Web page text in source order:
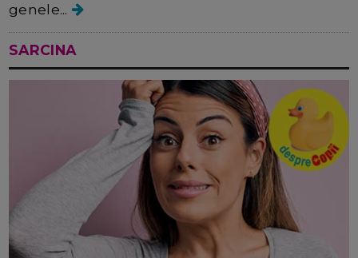
genele...
SARCINA